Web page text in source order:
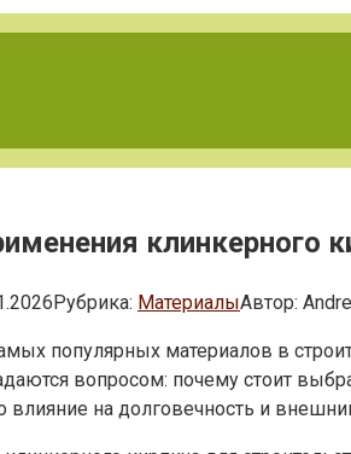
клинкерного
Рубрика: МатериалыАвтор:
популярных материалов в
вопросом: почему стоит
влияние на долговечность и